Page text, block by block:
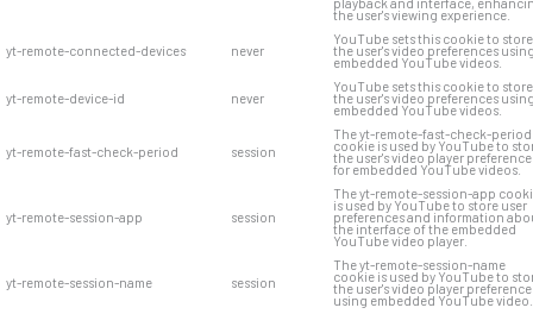
the user's viewing experience.
yt-remote-connected-devices never
YouTube sets this cookie to store
the user's video preferences
embedded YouTube videos.
yt-remote-device-id never
YouTube sets this cookie to store
the user's video preferences
embedded YouTube videos.
yt-remote-fast-check-period session
The yt-remote-fast-check-period
cookie is used by YouTube to
the user's video player
for embedded YouTube videos.
yt-remote-session-app session
The yt-remote-session-app
is used by YouTube to store user
preferences and information
the interface of the embedded
YouTube video player.
yt-remote-session-name session
The yt-remote-session-name
cookie is used by YouTube to
the user's video player
using embedded YouTube video.